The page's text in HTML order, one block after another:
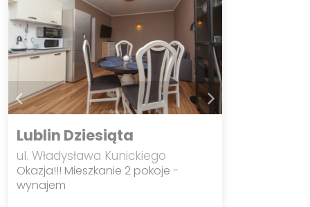
Lublin Dziesiąta
ul. Władysława Kunickiego
Okazja!!! Mieszkanie 2 pokoje -
wynajem